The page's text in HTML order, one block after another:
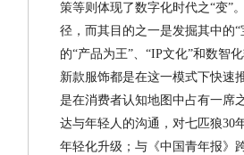
策等则体现了数字化时代之“变”
径，而其目的之一是发掘其中的
的“产品为王”、“IP文化”和数智
新款服饰都是在这一模式下快速
是在消费者认知地图中占有一席
达与年轻人的沟通，对七匹狼30
年轻化升级；与《中国青年报》